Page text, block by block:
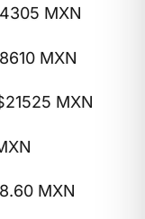
MXN
MXN
MXN
MXN